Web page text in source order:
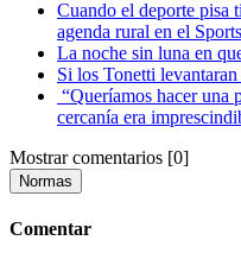
Cuando el deporte pisa
agenda rural en el
La noche sin luna en
Si los Tonetti levantaran
“Queríamos hacer una
cercanía era
Mostrar comentarios [0]
Normas
Comentar